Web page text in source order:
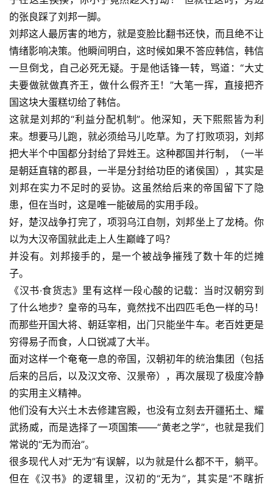
的张良踩了刘邦一脚。
刘邦这人最厉害的地方，就是变脸比翻书还快，而且绝不让
情绪影响决策。他瞬间明白，这时候如果不答应韩信，韩信
一旦倒戈，自己必死无疑。于是他话锋一转，骂道：“大丈
夫要做就做真齐王，做什么假齐王！”大笔一挥，直接把齐
国这块大蛋糕切给了韩信。
这就是刘邦的“利益分配机制”。他深知，天下熙熙皆为利
来。想要马儿跑，就必须给马儿吃草。为了打败项羽，刘邦
把大半个中国都分封给了异姓王。这种郡国并行制，（一半
是朝廷直辖的郡县，一半是分封给功臣的诸侯国），其实是
刘邦在实力不足时的妥协。这虽然给后来的帝国留下了隐
患，但在当时，这是唯一能破局的实用手段。
好，楚汉战争打完了，项羽乌江自刎，刘邦坐上了龙椅。你
以为大汉帝国就此走上人生巅峰了吗？
并没有。刘邦接手的，是一个被战争摧残了数十年的烂摊
子。
《汉书·食货志》里有这样一段心酸的记载：当时汉朝穷到
了什么地步？皇帝的马车，竟然找不出四匹毛色一样的马！
而那些开国大将、朝廷宰相，出门只能坐牛车。老百姓更是
穷得易子而食，人口锐减了大半。
面对这样一个奄奄一息的帝国，汉朝初年的统治集团（包括
后来的吕后，以及汉文帝、汉景帝），再次展现了极度冷静
的实用主义精神。
他们没有大兴土木去修建宫殿，也没有立刻去开疆拓土、耀
武扬威，而是选择了一项国策——“黄老之学”，也就是我们
常说的“无为而治”。
很多现代人对“无为”有误解，以为就是什么都不干，躺平。
但在《汉书》的逻辑里，汉初的“无为”，其实是“不瞎折